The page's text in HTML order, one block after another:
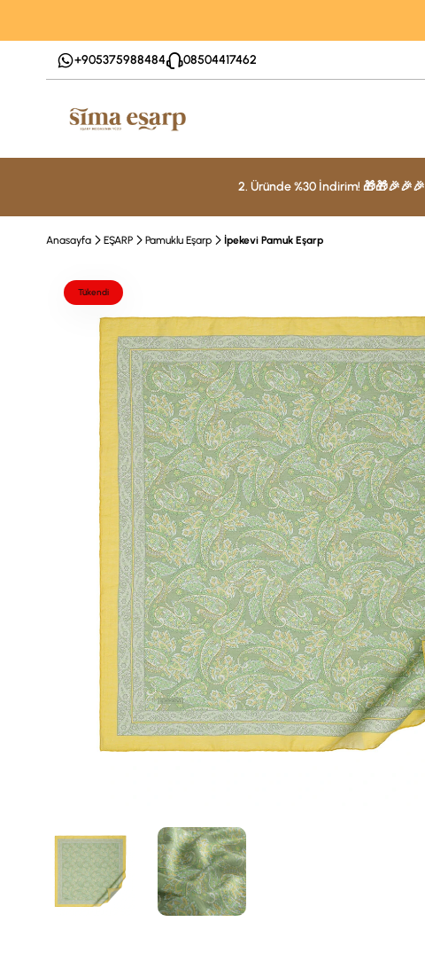
+905375988484 08504417462
2. Üründe %30 İndirim! 🎁🎁🎉🎉🎉
Anasayfa EŞARP Pamuklu Eşarp İpekevi Pamuk Eşarp
Tükendi